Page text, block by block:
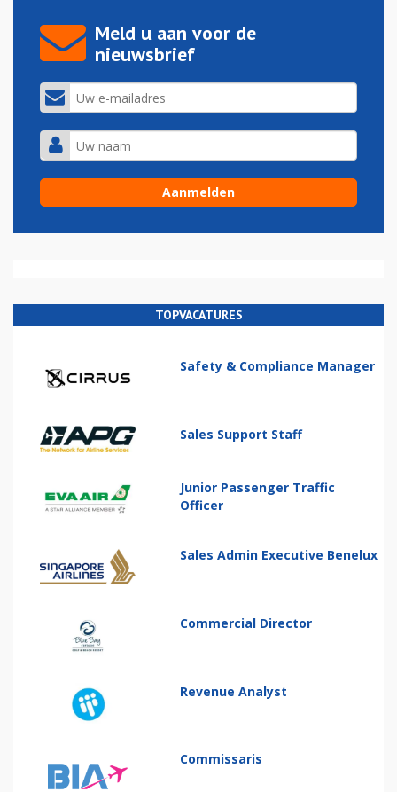
Meld u aan voor de
nieuwsbrief
TOPVACATURES
Safety & Compliance Manager
Sales Support Staff
Junior Passenger Traffic
Officer
Sales Admin Executive Benelux
Commercial Director
Revenue Analyst
Commissaris